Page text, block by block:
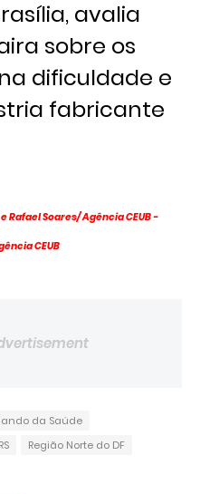
avalia
sobre os
dificuldade e
fabricante
Rafael Soares/ Agência CEUB -
CEUB
da Saúde
Região Norte do DF